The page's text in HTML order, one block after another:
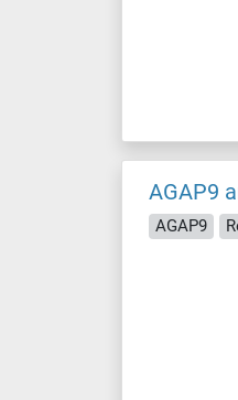
AGAP9
AGAP9